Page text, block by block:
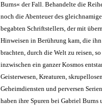
Burns« der Fall. Behandelte die
noch die Abenteuer des
begabten Schriftstellers, der mit
Hinweisen in Berührung kam, die ihn
brachten, durch die Welt zu reisen,
inzwischen ein ganzer Kosmos
Geisterwesen, Kreaturen, skrupellosen
Geheimdiensten und perversen
haben ihre Spuren bei Gabriel Burns